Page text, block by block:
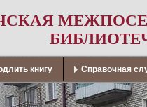
книгу Справочная